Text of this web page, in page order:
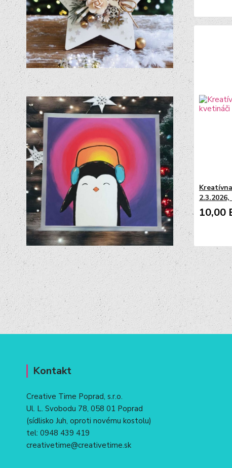
2.3.2026,
10,00
Kontakt
Creative Time Poprad, s.r.o.
Ul. L. Svobodu 78, 058 01 Poprad
(sídlisko Juh, oproti novému kostolu)
tel: 0948 439 419
creativetime@creativetime.sk